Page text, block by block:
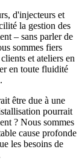
d'injecteurs et
la gestion des
– sans parler de
sommes fiers
et ateliers en
en toute fluidité
être due à une
pourrait
? Nous sommes
cause profonde
les besoins de